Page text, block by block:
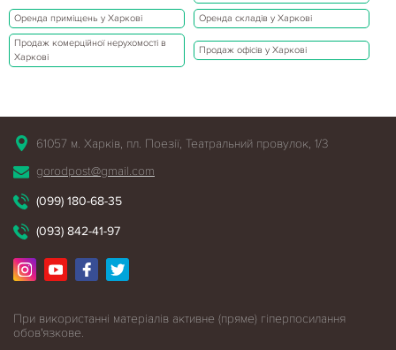
Оренда приміщень у Харкові Оренда складів у Харкові
Продаж комерційної нерухомості в
Харкові
Продаж офісів у Харкові
61057 м. Харків, пл. Поезії, Театральний провулок, 1/3
gorodpost@gmail.com
(099) 180-68-35
(093) 842-41-97
При використанні матеріалів активне (пряме) гіперпосилання
обов'язкове.